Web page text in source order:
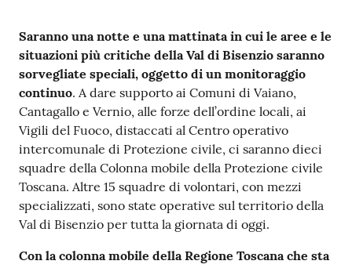
Contenuto
Saranno una notte e una mattinata in cui le aree e le
situazioni più critiche della Val di Bisenzio saranno
sorvegliate speciali, oggetto di un monitoraggio
continuo. A dare supporto ai Comuni di Vaiano,
Cantagallo e Vernio, alle forze dell’ordine locali, ai
Vigili del Fuoco, distaccati al Centro operativo
intercomunale di Protezione civile, ci saranno dieci
squadre della Colonna mobile della Protezione civile
Toscana. Altre 15 squadre di volontari, con mezzi
specializzati, sono state operative sul territorio della
Val di Bisenzio per tutta la giornata di oggi.
Con la colonna mobile della Regione Toscana che sta